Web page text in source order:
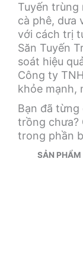
Tuyến trùng
cà phê, dưa
với cách trị
Săn Tuyến
soát hiệu
Công ty
khỏe mạnh,
Bạn đã
trồng chưa?
trong phần
SẢN PHẨM